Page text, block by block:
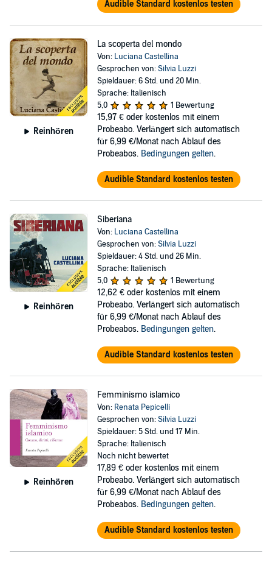
Audible Standard kostenlos testen
Reinhören
La scoperta del mondo
Von: Luciana Castellina
Gesprochen von:Silvia Luzzi
Spieldauer: 6 Std. und 20 Min.
Sprache: Italienisch
5,0
1 Bewertung
15,97 € oder kostenlos mit einem
Probeabo. Verlängert sich automatisch
für 6,99 €/Monat nach Ablauf des
Probeabos. Bedingungen gelten.
Audible Standard kostenlos testen
Reinhören
Siberiana
Von: Luciana Castellina
Gesprochen von:Silvia Luzzi
Spieldauer: 4 Std. und 26 Min.
Sprache: Italienisch
5,0
1 Bewertung
12,62 € oder kostenlos mit einem
Probeabo. Verlängert sich automatisch
für 6,99 €/Monat nach Ablauf des
Probeabos. Bedingungen gelten.
Audible Standard kostenlos testen
Reinhören
Femminismo islamico
Von: Renata Pepicelli
Gesprochen von:Silvia Luzzi
Spieldauer: 5 Std. und 17 Min.
Sprache: Italienisch
Noch nicht bewertet
17,89 € oder kostenlos mit einem
Probeabo. Verlängert sich automatisch
für 6,99 €/Monat nach Ablauf des
Probeabos. Bedingungen gelten.
Audible Standard kostenlos testen